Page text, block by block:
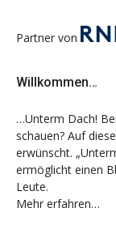
Partner von
Willkommen…
…Unterm Dach!
schauen? Auf
erwünscht.
ermöglicht einen
Leute.
Mehr erfahren…